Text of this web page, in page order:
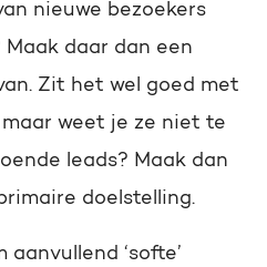
nieuwe bezoekers
daar dan een
Zit het wel goed met
weet je ze niet te
leads? Maak dan
doelstelling.
‘softe’